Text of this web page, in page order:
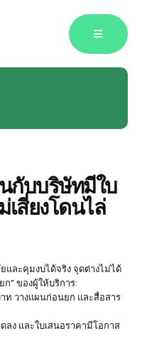
กับบริษัทมีใบ
เสี่ยงโดนไล่
และคุมงบได้จริง จุดต่างไม่ได้
” ของผู้ให้บริการ:
ท วางแผนก่อนยก และสื่อสาร
ง และใบเสนอราคามีโอกาส